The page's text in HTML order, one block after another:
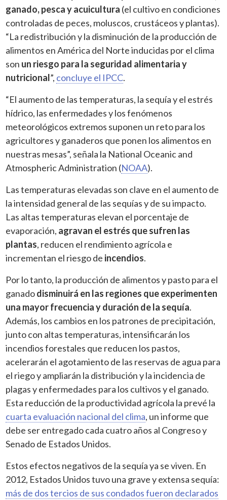
ganado, pesca y acuicultura (el cultivo en condiciones
controladas de peces, moluscos, crustáceos y plantas).
“La redistribución y la disminución de la producción de
alimentos en América del Norte inducidas por el clima
son un riesgo para la seguridad alimentaria y
nutricional”, concluye el IPCC.
“El aumento de las temperaturas, la sequía y el estrés
hídrico, las enfermedades y los fenómenos
meteorológicos extremos suponen un reto para los
agricultores y ganaderos que ponen los alimentos en
nuestras mesas”, señala la National Oceanic and
Atmospheric Administration (NOAA).
Las temperaturas elevadas son clave en el aumento de
la intensidad general de las sequías y de su impacto.
Las altas temperaturas elevan el porcentaje de
evaporación, agravan el estrés que sufren las
plantas, reducen el rendimiento agrícola e
incrementan el riesgo de incendios.
Por lo tanto, la producción de alimentos y pasto para el
ganadodisminuirá en las regiones que experimenten
una mayor frecuencia y duración de la sequía.
Además, los cambios en los patrones de precipitación,
junto con altas temperaturas, intensificarán los
incendios forestales que reducen los pastos,
acelerarán el agotamiento de las reservas de agua para
el riego y ampliarán la distribución y la incidencia de
plagas y enfermedades para los cultivos y el ganado.
Esta reducción de la productividad agrícola la prevé la
cuarta evaluación nacional del clima, un informe que
debe ser entregado cada cuatro años al Congreso y
Senado de Estados Unidos.
Estos efectos negativos de la sequía ya se viven. En
2012, Estados Unidos tuvo una grave y extensa sequía:
más de dos tercios de sus condados fueron declarados